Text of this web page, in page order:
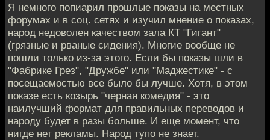
Я немного попиарил прошлые показы на местных
форумах и в соц. сетях и изучил мнение о показах,
народ недоволен качеством зала КТ "Гигант"
(грязные и рваные сидения). Многие вообще не
пошли только из-за этого. Если бы показы шли в
"Фабрике Грез", "Дружбе" или "Маджестике" - с
посещаемостью все было бы лучше. Хотя, в этом
показе есть козырь "черная комедия" - это
наилучший формат для правильных переводов и
народу будет в разы больше. И еще момент, что
нигде нет рекламы. Народ тупо не знает.